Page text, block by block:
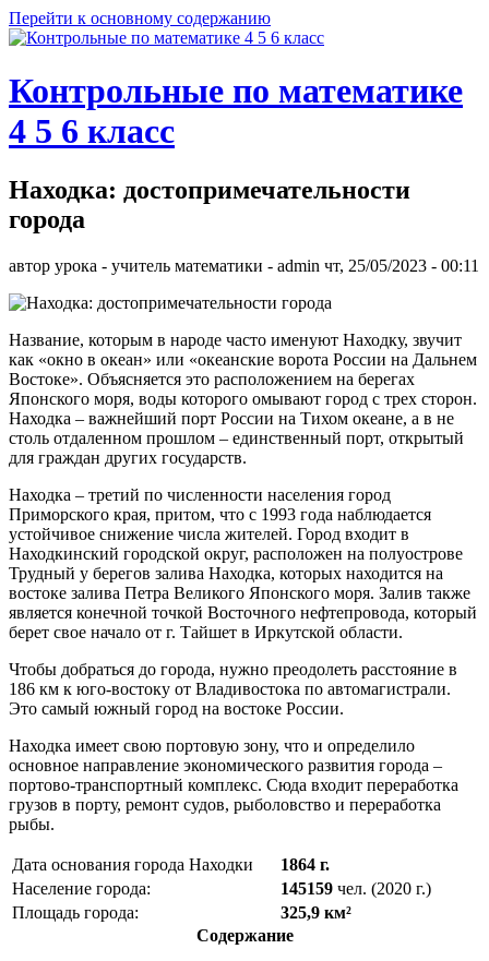
Перейти к основному содержанию
Контрольные по математике
4 5 6 класс
Находка: достопримечательности
города
автор урока - учитель математики - admin чт, 25/05/2023 - 00:11
Название, которым в народе часто именуют Находку, звучит
как «окно в океан» или «океанские ворота России на Дальнем
Востоке». Объясняется это расположением на берегах
Японского моря, воды которого омывают город с трех сторон.
Находка – важнейший порт России на Тихом океане, а в не
столь отдаленном прошлом – единственный порт, открытый
для граждан других государств.
Находка – третий по численности населения город
Приморского края, притом, что с 1993 года наблюдается
устойчивое снижение числа жителей. Город входит в
Находкинский городской округ, расположен на полуострове
Трудный у берегов залива Находка, которых находится на
востоке залива Петра Великого Японского моря. Залив также
является конечной точкой Восточного нефтепровода, который
берет свое начало от г. Тайшет в Иркутской области.
Чтобы добраться до города, нужно преодолеть расстояние в
186 км к юго-востоку от Владивостока по автомагистрали.
Это самый южный город на востоке России.
Находка имеет свою портовую зону, что и определило
основное направление экономического развития города –
портово-транспортный комплекс. Сюда входит переработка
грузов в порту, ремонт судов, рыболовство и переработка
рыбы.
Дата основания города Находки
1864 г.
Население города:
145159 чел. (2020 г.)
Площадь города:
325,9 км²
Содержание